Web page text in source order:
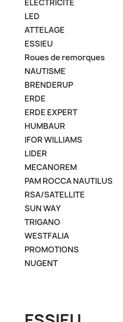
ELECTRICITE
LED
ATTELAGE
ESSIEU
Roues de remorques
NAUTISME
BRENDERUP
ERDE
ERDE EXPERT
HUMBAUR
IFOR WILLIAMS
LIDER
MECANOREM
PAM ROCCA NAUTILUS
RSA/SATELLITE
SUN WAY
TRIGANO
WESTFALIA
PROMOTIONS
NUGENT